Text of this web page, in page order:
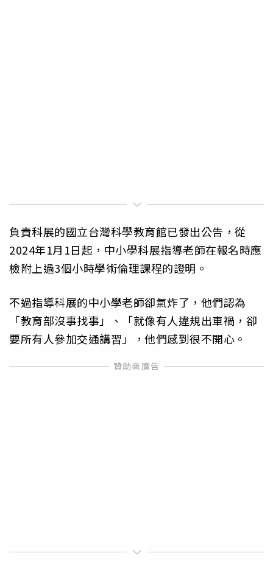
負責科展的國立台灣科學教育館已發出公告，從
2024年1月1日起，中小學科展指導老師在報名時應
檢附上過3個小時學術倫理課程的證明。
不過指導科展的中小學老師卻氣炸了，他們認為
「教育部沒事找事」、「就像有人違規出車禍，卻
要所有人參加交通講習」，他們感到很不開心。